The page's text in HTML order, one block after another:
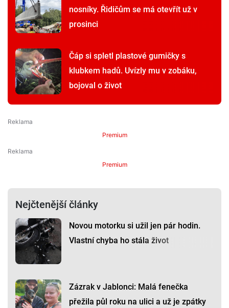
nosníky. Řidičům se má otevřít už v
prosinci
Čáp si spletl plastové gumičky s
klubkem hadů. Uvízly mu v zobáku,
bojoval o život
Premium
Premium
Nejčtenější články
Novou motorku si užil jen pár hodin.
Vlastní chyba ho stála život
Zázrak v Jablonci: Malá fenečka
přežila půl roku na ulici a už je zpátky